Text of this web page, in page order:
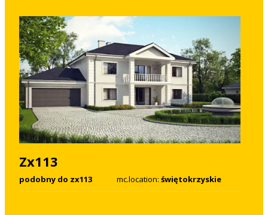
Zx113
podobny do zx113 mc.location: świętokrzyskie